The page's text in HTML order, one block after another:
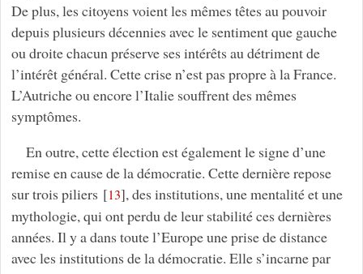
De plus, les citoyens voient les mêmes têtes au pouvoir
depuis plusieurs décennies avec le sentiment que gauche
ou droite chacun préserve ses intérêts au détriment de
l’intérêt général. Cette crise n’est pas propre à la France.
L’Autriche ou encore l’Italie souffrent des mêmes
symptômes.
En outre, cette élection est également le signe d’une
remise en cause de la démocratie. Cette dernière repose
sur trois piliers [13], des institutions, une mentalité et une
mythologie, qui ont perdu de leur stabilité ces dernières
années. Il y a dans toute l’Europe une prise de distance
avec les institutions de la démocratie. Elle s’incarne par